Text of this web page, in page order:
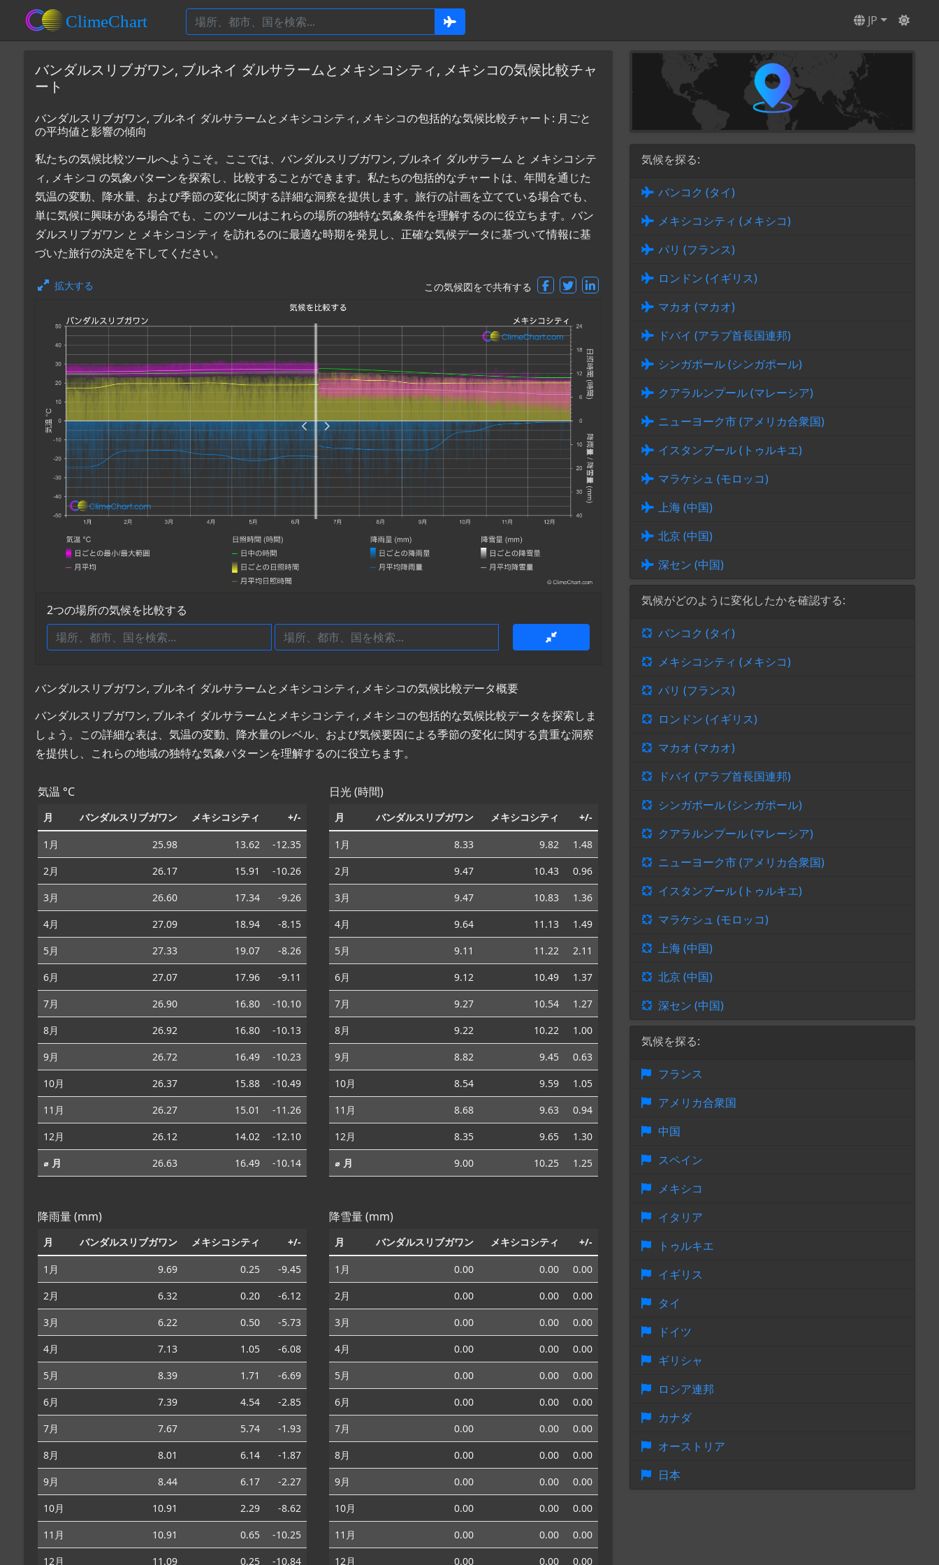
JP
バンダルスリブガワン, ブルネイ ダルサラームとメキシコシティ, メキシコの気候比較チャ
ート
バンダルスリブガワン, ブルネイ ダルサラームとメキシコシティ, メキシコの包括的な気候比較チャート: 月ごと
の平均値と影響の傾向
私たちの気候比較ツールへようこそ。ここでは、バンダルスリブガワン, ブルネイ ダルサラーム と メキシコシテ
ィ, メキシコ の気象パターンを探索し、比較することができます。私たちの包括的なチャートは、年間を通じた
気温の変動、降水量、および季節の変化に関する詳細な洞察を提供します。旅行の計画を立てている場合でも、
単に気候に興味がある場合でも、このツールはこれらの場所の独特な気象条件を理解するのに役立ちます。バン
ダルスリブガワン と メキシコシティ を訪れるのに最適な時期を発見し、正確な気候データに基づいて情報に基
づいた旅行の決定を下してください。
拡大する この気候図をで共有する
2つの場所の気候を比較する
バンダルスリブガワン, ブルネイ ダルサラームとメキシコシティ, メキシコの気候比較データ概要
バンダルスリブガワン, ブルネイ ダルサラームとメキシコシティ, メキシコの包括的な気候比較データを探索しま
しょう。この詳細な表は、気温の変動、降水量のレベル、および気候要因による季節の変化に関する貴重な洞察
を提供し、これらの地域の独特な気象パターンを理解するのに役立ちます。
気温 °C
月 バンダルスリブガワン メキシコシティ +/-
1月 25.98 13.62
-12.35
2月
26.17 15.91
-10.26
3月
26.60 17.34
-9.26
4月
27.09 18.94
-8.15
5月
27.33 19.07
-8.26
6月
27.07 17.96
-9.11
7月
26.90 16.80
-10.10
8月
26.92 16.80
-10.13
9月
26.72 16.49
-10.23
10月
26.37 15.88
-10.49
11月
26.27 15.01
-11.26
12月
26.12 14.02
-12.10
⌀ 月
26.63 16.49 -10.14
日光 (時間)
月 バンダルスリブガワン メキシコシティ +/-
1月 8.33 9.82
1.48
2月
9.47 10.43
0.96
3月
9.47 10.83
1.36
4月
9.64 11.13
1.49
5月
9.11 11.22
2.11
6月
9.12 10.49
1.37
7月
9.27 10.54
1.27
8月
9.22 10.22
1.00
9月
8.82 9.45
0.63
10月
8.54 9.59
1.05
11月
8.68 9.63
0.94
12月
8.35 9.65
1.30
⌀ 月
9.00 10.25 1.25
降雨量 (mm)
月 バンダルスリブガワン メキシコシティ +/-
1月 9.69 0.25
-9.45
2月
6.32 0.20
-6.12
3月
6.22 0.50
-5.73
4月
7.13 1.05
-6.08
5月
8.39 1.71
-6.69
6月
7.39 4.54
-2.85
7月
7.67 5.74
-1.93
8月
8.01 6.14
-1.87
9月
8.44 6.17
-2.27
10月
10.91 2.29
-8.62
11月
10.91 0.65
-10.25
12月
11.09 0.25 -10.84
降雪量 (mm)
月 バンダルスリブガワン メキシコシティ +/-
1月 0.00 0.00
0.00
2月
0.00 0.00
0.00
3月
0.00 0.00
0.00
4月
0.00 0.00
0.00
5月
0.00 0.00
0.00
6月
0.00 0.00
0.00
7月
0.00 0.00
0.00
8月
0.00 0.00
0.00
9月
0.00 0.00
0.00
10月
0.00 0.00
0.00
11月
0.00 0.00
0.00
12月
0.00 0.00 0.00
気候を探る:
バンコク (タイ)
メキシコシティ (メキシコ)
パリ (フランス)
ロンドン (イギリス)
マカオ (マカオ)
ドバイ (アラブ首長国連邦)
シンガポール (シンガポール)
クアラルンプール (マレーシア)
ニューヨーク市 (アメリカ合衆国)
イスタンブール (トゥルキエ)
マラケシュ (モロッコ)
上海 (中国)
北京 (中国)
深セン (中国)
気候がどのように変化したかを確認する:
バンコク (タイ)
メキシコシティ (メキシコ)
パリ (フランス)
ロンドン (イギリス)
マカオ (マカオ)
ドバイ (アラブ首長国連邦)
シンガポール (シンガポール)
クアラルンプール (マレーシア)
ニューヨーク市 (アメリカ合衆国)
イスタンブール (トゥルキエ)
マラケシュ (モロッコ)
上海 (中国)
北京 (中国)
深セン (中国)
気候を探る:
フランス
アメリカ合衆国
中国
スペイン
メキシコ
イタリア
トゥルキエ
イギリス
タイ
ドイツ
ギリシャ
ロシア連邦
カナダ
オーストリア
日本